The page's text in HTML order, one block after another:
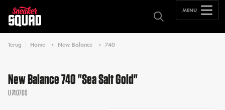
MENU
Terug Home New Balance 740
New Balance 740 "Sea Salt Gold"
U7407DS